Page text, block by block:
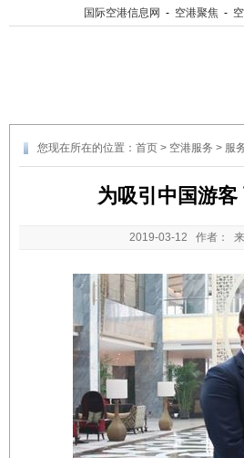
国际空港信息网 - 空港聚焦 -
您现在所在的位置： 首页 > 空港服务 > 服
为吸引中国游
2019-03-12 作者：